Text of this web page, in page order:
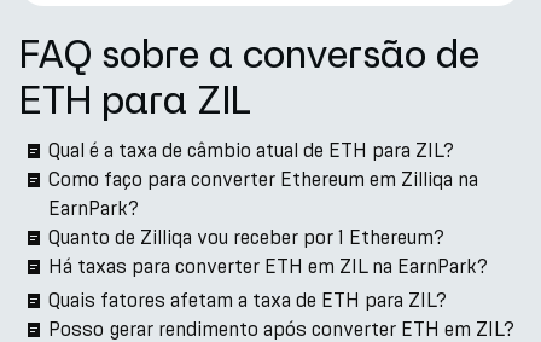
FAQ sobre a conversão de
ETH para ZIL
Qual é a taxa de câmbio atual de ETH para ZIL?
Como faço para converter Ethereum em Zilliqa na
EarnPark?
Quanto de Zilliqa vou receber por 1 Ethereum?
Há taxas para converter ETH em ZIL na EarnPark?
Quais fatores afetam a taxa de ETH para ZIL?
Posso gerar rendimento após converter ETH em ZIL?